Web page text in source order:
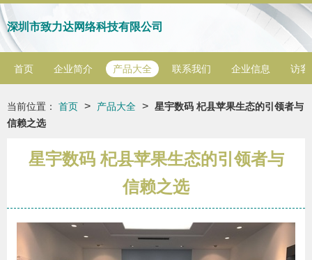
深圳市致力达网络科技有限公司
首页 企业简介 产品大全 联系我们 企业信息 访客
当前位置： 首页 > 产品大全 > 星宇数码 杞县苹果生态的引领者与
信赖之选
星宇数码 杞县苹果生态的引领者与
信赖之选